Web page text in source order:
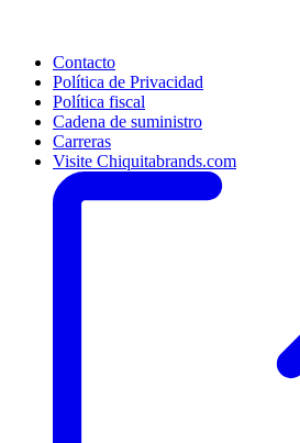
Contacto
Política de Privacidad
Política fiscal
Cadena de suministro
Carreras
Visite Chiquitabrands.com